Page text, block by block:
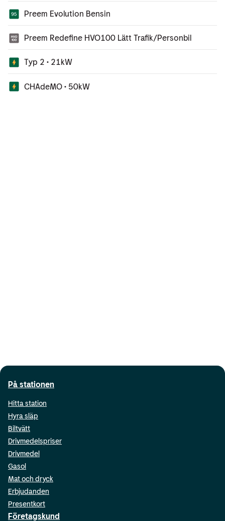
Preem Evolution Bensin
Preem Redefine HVO100 Lätt Trafik/Personbil
Typ 2 • 21kW
CHAdeMO • 50kW
På stationen
Hitta station
Hyra släp
Biltvätt
Drivmedelspriser
Drivmedel
Gasol
Mat och dryck
Erbjudanden
Presentkort
Företagskund